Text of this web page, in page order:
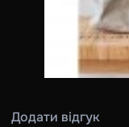
Додати відгук